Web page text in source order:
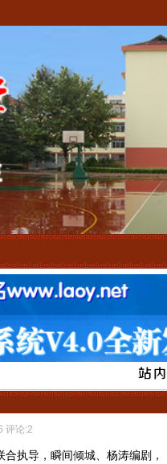
评论:2
执导，瞬间倾城、杨涛编剧，